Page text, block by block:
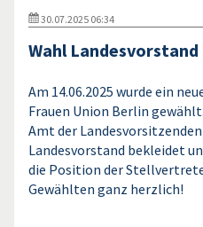
30.07.2025 06:34
Wahl Landesvorstand
Am 14.06.2025 wurde ein
Frauen Union Berlin
Amt der
Landesvorstand bekleidet
die Position der
Gewählten ganz herzlich!